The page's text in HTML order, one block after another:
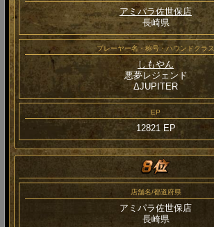
アミパラ佐世保店
長崎県
プレーヤー名・称号・ハウンドクラス
しもやん
悪夢レジェンド
ΔJUPITER
EP
12821 EP
店舗名/都道府県
アミパラ佐世保店
長崎県